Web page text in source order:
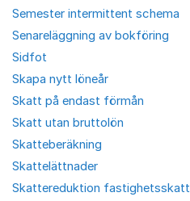
Semester intermittent schema
Senareläggning av bokföring
Sidfot
Skapa nytt löneår
Skatt på endast förmån
Skatt utan bruttolön
Skatteberäkning
Skattelättnader
Skattereduktion fastighetsskatt